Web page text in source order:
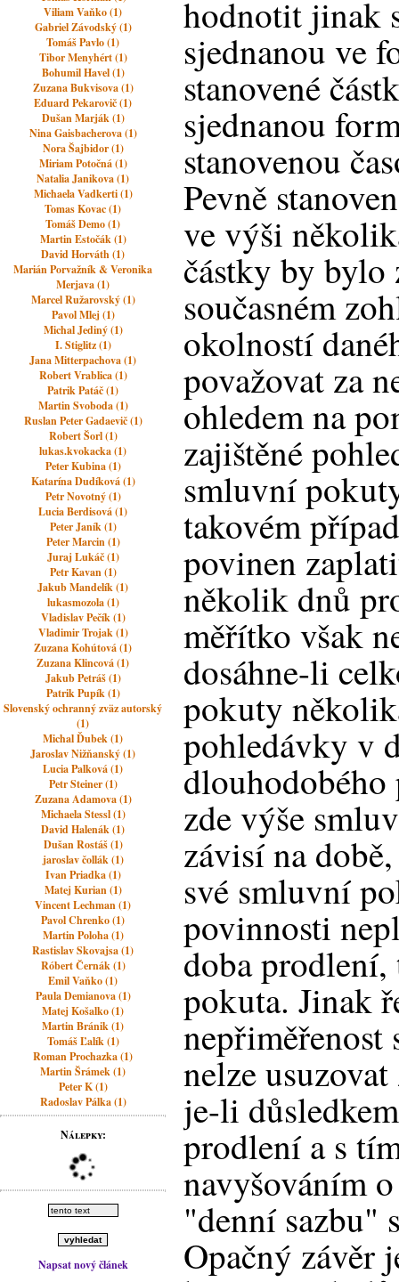
Viliam Vaňko (1)
Gabriel Závodský (1)
Tomáš Pavlo (1)
Tibor Menyhért (1)
Bohumil Havel (1)
Zuzana Bukvisova (1)
Eduard Pekarovič (1)
Dušan Marják (1)
Nina Gaisbacherova (1)
Nora Šajbidor (1)
Miriam Potočná (1)
Natalia Janikova (1)
Michaela Vadkerti (1)
Tomas Kovac (1)
Tomáš Demo (1)
Martin Estočák (1)
David Horváth (1)
Marián Porvažník & Veronika
Merjava (1)
Marcel Ružarovský (1)
Pavol Mlej (1)
Michal Jediný (1)
I. Stiglitz (1)
Jana Mitterpachova (1)
Robert Vrablica (1)
Patrik Patáč (1)
Martin Svoboda (1)
Ruslan Peter Gadaevič (1)
Robert Šorl (1)
lukas.kvokacka (1)
Peter Kubina (1)
Katarína Dudíková (1)
Petr Novotný (1)
Lucia Berdisová (1)
Peter Janík (1)
Peter Marcin (1)
Juraj Lukáč (1)
Petr Kavan (1)
Jakub Mandelík (1)
lukasmozola (1)
Vladislav Pečík (1)
Vladimir Trojak (1)
Zuzana Kohútová (1)
Zuzana Klincová (1)
Jakub Petráš (1)
Patrik Pupík (1)
Slovenský ochranný zväz autorský
(1)
Michal Ďubek (1)
Jaroslav Nižňanský (1)
Lucia Palková (1)
Petr Steiner (1)
Zuzana Adamova (1)
Michaela Stessl (1)
David Halenák (1)
Dušan Rostáš (1)
jaroslav čollák (1)
Ivan Priadka (1)
Matej Kurian (1)
Vincent Lechman (1)
Pavol Chrenko (1)
Martin Poloha (1)
Rastislav Skovajsa (1)
Róbert Černák (1)
Emil Vaňko (1)
Paula Demianova (1)
Matej Košalko (1)
Martin Bránik (1)
Tomáš Ľalík (1)
Roman Prochazka (1)
Martin Šrámek (1)
Peter K (1)
Radoslav Pálka (1)
Nálepky:
Napsat nový článek
hodnotit jinak
sjednanou ve
stanovené
sjednanou
stanovenou
Pevně
ve výši
částky by
současném
okolností
považovat za
ohledem na
zajištěné
smluvní
takovém
povinen
několik dnů
měřítko však
dosáhne-li
pokuty
pohledávky v
zde výše
závisí na
své smluvní
povinnosti
doba
pokuta. Jinak
nelze
je-li
prodlení a s
navyšováním
"denní sazbu"
Opačný závěr